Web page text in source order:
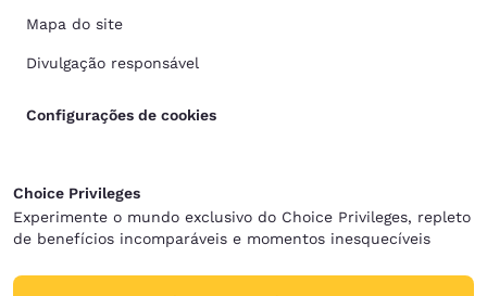
Mapa do site
Divulgação responsável
Configurações de cookies
Choice Privileges
Experimente o mundo exclusivo do Choice Privileges, repleto
de benefícios incomparáveis e momentos inesquecíveis